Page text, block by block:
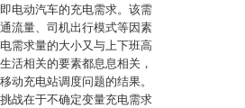
电动汽车的充电需求。该需
流量、司机出行模式等因素
需求量的大小又与上下班高
活相关的要素都息息相关，
动充电站调度问题的结果。
战在于不确定变量充电需求